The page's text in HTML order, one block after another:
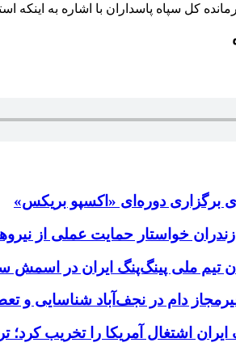
کل سپاه پاسداران با اشاره به اینکه
برگزاری دوره‌ای «اکسپو بریکس»
خواستار حمایت عملی از
تیم ملی پینگ‌پنگ ایران در اسمش
دام در نجف‌آباد شناسایی و
اشتغال آمریکا را تخریب کرد؛